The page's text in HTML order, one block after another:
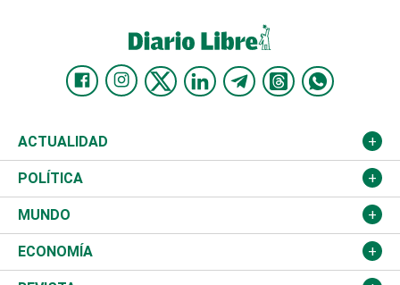
ACTUALIDAD
Nacional
Ciudad
Educación
POLÍTICA
Partidos
JCE
MUNDO
Estados Unidos
ECONOMÍA